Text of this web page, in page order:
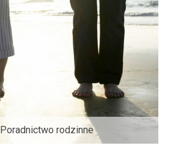
Poradnictwo rodzinne